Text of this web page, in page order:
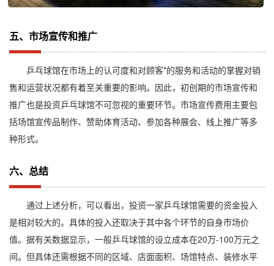
五、市场宣传和推广
乒乓球馆在市场上的认可度和对顾客*的服务和活动的掌握对销
售和运营状况都有着至关重要的影响。因此，初创期的市场宣传和
推广也是投资乒乓球馆不可忽视的重要环节。市场宣传费用主要包
括场馆宣传品制作、赞助体育活动、参加各种展会、线上推广等多
种形式。
六、总结
通过上述分析，可以看出，投资一家乒乓球馆需要的资金投入
是相对较大的。具体的投入还取决于其中各个环节的自身市场价
值。据有关数据显示，一般乒乓球馆的设立成本在20万-100万元之
间。但具体还需根据不同的区域、店面面积、场馆特点、装修水平